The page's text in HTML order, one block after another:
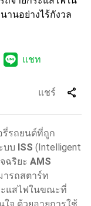
านอย่างไร้กังวล
แชท
แชร์ share
รี่รถยนต์ที่ถูก
บบ ISS (Intelligent
ฉริยะ AMS
ารถสตาร์ท
ะแสไฟในขณะที่